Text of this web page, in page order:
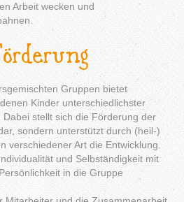
Arbeit wecken und
Gruppen bietet
Kinder unterschiedlichster
stellt sich die Förderung der
sondern unterstützt durch (heil-)
verschiedener Art die Entwicklung.
und Selbständigkeit mit
in die Gruppe